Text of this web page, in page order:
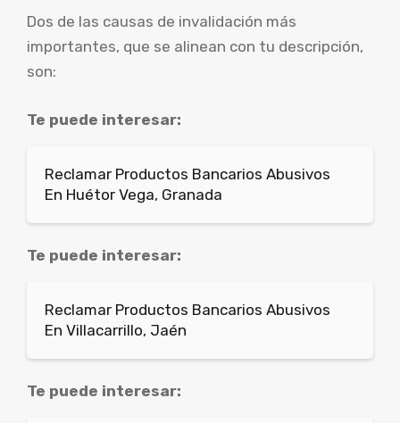
Dos de las causas de invalidación más
importantes, que se alinean con tu descripción,
son:
Te puede interesar:
Reclamar Productos Bancarios Abusivos
En Huétor Vega, Granada
Te puede interesar:
Reclamar Productos Bancarios Abusivos
En Villacarrillo, Jaén
Te puede interesar: